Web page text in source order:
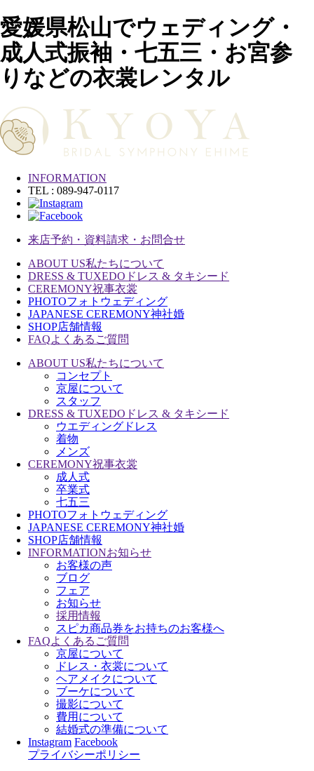
愛媛県松山でウェディング・
成人式振袖・七五三・お宮参
りなどの衣裳レンタル
INFORMATION
TEL : 089-947-0117
来店予約・資料請求・お問合せ
ABOUT US私たちについて
DRESS & TUXEDO ドレス & タキシード
CEREMONY祝事衣裳
PHOTOフォトウェディング
JAPANESE CEREMONY神社婚
SHOP店舗情報
FAQよくあるご質問
ABOUT US私たちについて
コンセプト
京屋について
スタッフ
DRESS & TUXEDO ドレス & タキシード
ウエディングドレス
着物
メンズ
CEREMONY祝事衣裳
成人式
卒業式
七五三
PHOTOフォトウェディング
JAPANESE CEREMONY神社婚
SHOP店舗情報
INFORMATIONお知らせ
お客様の声
ブログ
フェア
お知らせ
採用情報
スピカ商品券をお持ちのお客様へ
FAQよくあるご質問
京屋について
ドレス・衣裳について
ヘアメイクについて
ブーケについて
撮影について
費用について
結婚式の準備について
Instagram Facebook
プライバシーポリシー